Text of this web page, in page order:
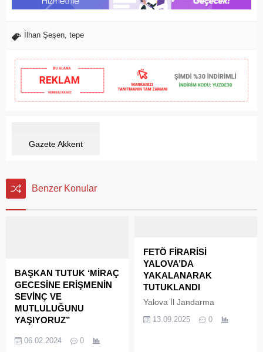
İlhan Şeşen tepe
Gazete Akkent
Benzer Konular
BAŞKAN TUTUK ‘MİRAÇ
GECESİNE ERİŞMENİN
SEVİNÇ VE
MUTLULUĞUNU
YAŞIYORUZ”
Mustafa Tutuk, Miraç Kandili
06.02.2024 0
FETÖ FİRARİSİ
YALOVA’DA
YAKALANARAK
TUTUKLANDI
Yalova İl Jandarma
örgütü mensuplarının
13.09.2025 0